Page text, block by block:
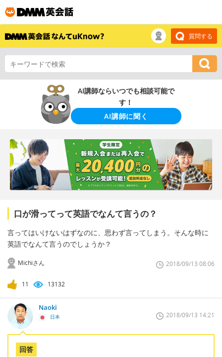
質問する
AI講師ならいつでも相談可能で
す！
AI講師に聞く
口が滑ってって英語でなんて言うの？
言ってはいけないはずなのに、思わず言ってしまう。そんな時に
英語でなんて言うのでしょうか？
Michiさん 2018/09/13 08:06
11 13132
Naoki
日本 2018/09/13 14:21
回答